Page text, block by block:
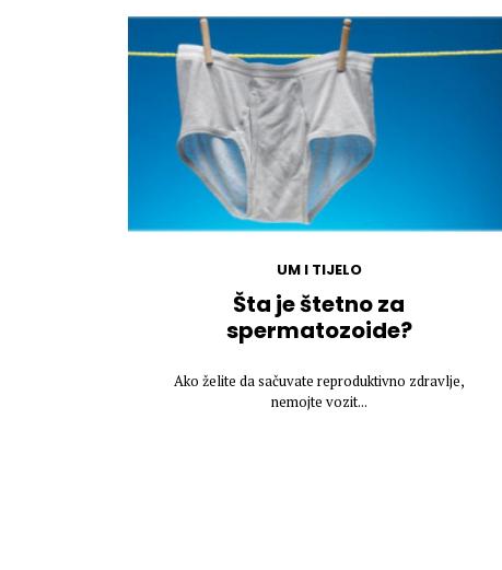
UM I TIJELO
Šta je štetno za
spermatozoide?
Ako želite da sačuvate reproduktivno zdravlje,
nemojte vozit...